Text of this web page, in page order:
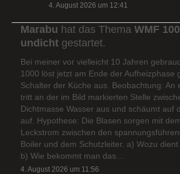
4. August 2026 um 12:41
Marabu hat das Thema WMF
undicht gestartet.
Bei meiner vor vielleicht 10 Jahren
1000 löst jetzt am Ende der Aufheizphase
Schalter der Küche aus. Beobachtung: An
tritt an der im Bild markierten Stelle
Dichtmasse Wasser aus und schäumt auf
auf. Hypothese: Die Blasen sorgen mit
Leckstrom zwischen den
Boiler und dem Schutzleiter. a) Wozu
b) Wie bekommt man das…
4. August 2026 um 11:56